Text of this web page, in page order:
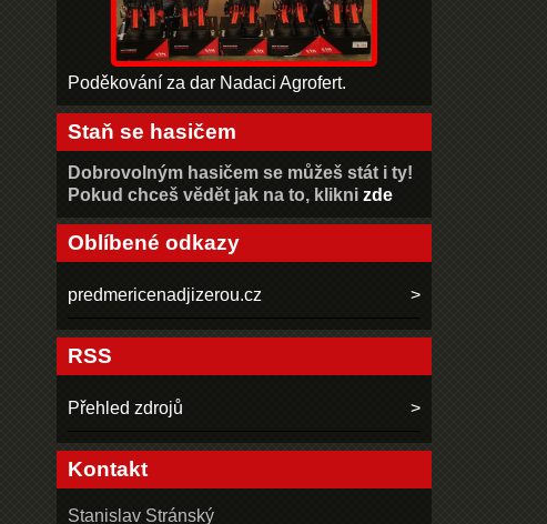
Poděkování za dar Nadaci Agrofert.
Staň se hasičem
Dobrovolným hasičem se můžeš stát i ty!
Pokud chceš vědět jak na to, kliknizde
Oblíbené odkazy
predmericenadjizerou.cz
RSS
Přehled zdrojů
Kontakt
Stanislav Stránský